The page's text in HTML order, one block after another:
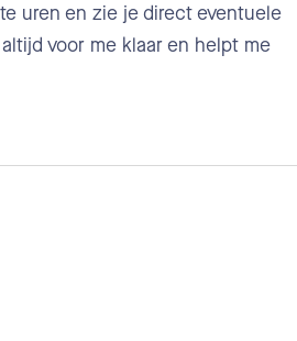
uren en zie je direct eventuele
voor me klaar en helpt me